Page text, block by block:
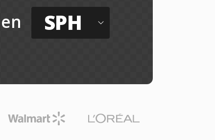
en SPH